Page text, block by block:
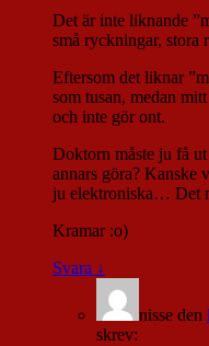
Det är inte liknande
små ryckningar, stora
Eftersom det liknar
som tusan, medan
och inte gör ont.
Doktorn måste ju få
annars göra? Kanske
ju elektroniska… Det
Kramar :o)
Svara ↓
nisse den
skrev: